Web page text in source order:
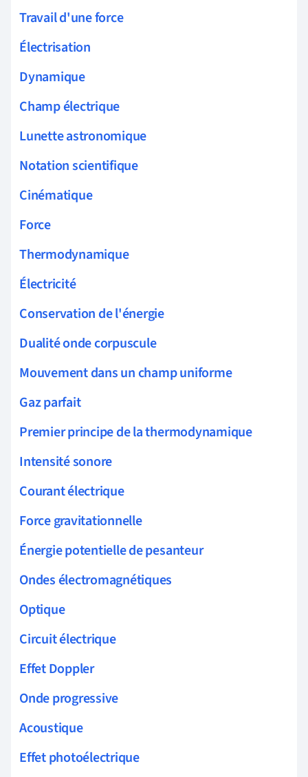
Travail d'une force
Électrisation
Dynamique
Champ électrique
Lunette astronomique
Notation scientifique
Cinématique
Force
Thermodynamique
Électricité
Conservation de l'énergie
Dualité onde corpuscule
Mouvement dans un champ uniforme
Gaz parfait
Premier principe de la thermodynamique
Intensité sonore
Courant électrique
Force gravitationnelle
Énergie potentielle de pesanteur
Ondes électromagnétiques
Optique
Circuit électrique
Effet Doppler
Onde progressive
Acoustique
Effet photoélectrique